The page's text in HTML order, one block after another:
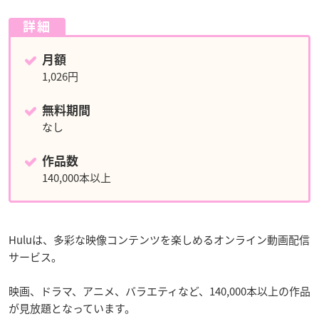
詳細
月額
1,026円
無料期間
なし
作品数
140,000本以上
Huluは、多彩な映像コンテンツを楽しめるオンライン動画配信
サービス。
映画、ドラマ、アニメ、バラエティなど、140,000本以上の作品
が見放題となっています。